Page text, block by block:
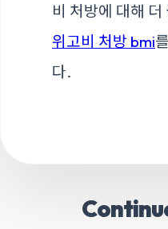
비 처방에 대해
위고비 처방 bmi
다.